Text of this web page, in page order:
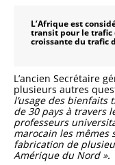
L’Afrique est
transit pour le trafic
croissante du trafic
L’ancien Secrétaire
plu­sieurs autres
l’usage des
de 30 pays à travers
professeurs
marocain les mêmes
fabrication de
Amérique du Nord ».